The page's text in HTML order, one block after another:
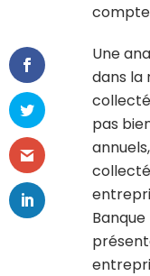
Une
dans la
pas